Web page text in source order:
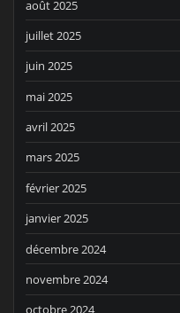
août 2025
juillet 2025
juin 2025
mai 2025
avril 2025
mars 2025
février 2025
janvier 2025
décembre 2024
novembre 2024
octobre 2024